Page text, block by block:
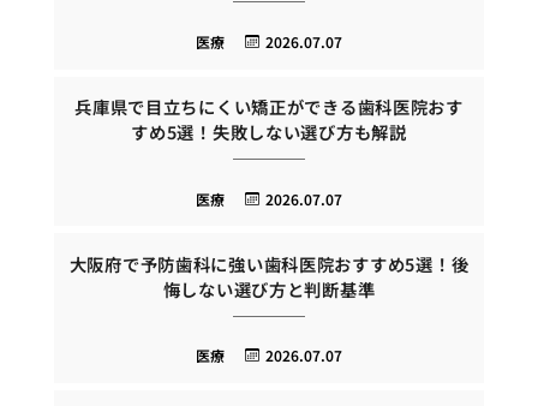
2026.07.07
医療
兵庫県で目立ちにくい矯正ができる歯科医院おす
すめ5選！失敗しない選び方も解説
2026.07.07
医療
大阪府で予防歯科に強い歯科医院おすすめ5選！後
悔しない選び方と判断基準
2026.07.07
医療